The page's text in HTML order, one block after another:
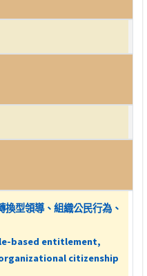
型領導、組織公民行為、
based entitlement,
citizenship